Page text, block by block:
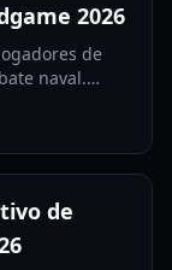
2026
de
naval.
de